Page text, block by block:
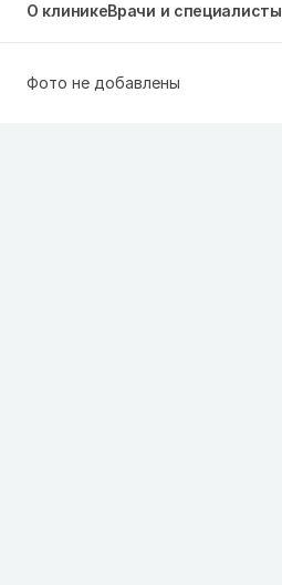
О клиникеВрачи и специалисты
Фото не добавлены